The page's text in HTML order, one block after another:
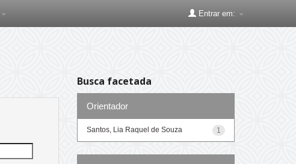
Entrar em:
Busca facetada
Orientador
1
Santos, Lia Raquel de Souza